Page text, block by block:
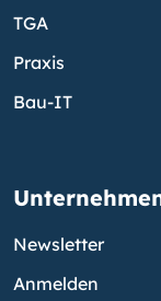
TGA
Praxis
Bau-IT
Newsletter
Anmelden